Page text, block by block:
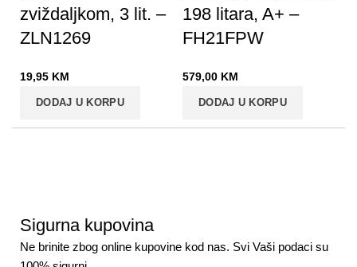
zviždaljkom, 3 lit. –
ZLN1269
19,95 KM
DODAJ U KORPU
198 litara, A+ –
FH21FPW
579,00 KM
DODAJ U KORPU
Sigurna kupovina
Ne brinite zbog online kupovine kod nas. Svi Vaši podaci su